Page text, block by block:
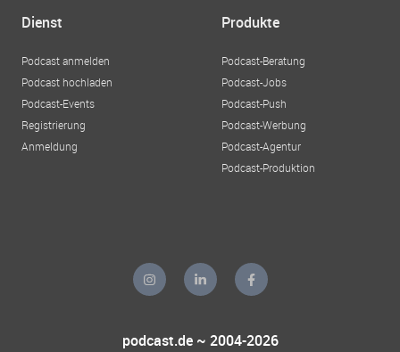
Dienst
Podcast anmelden
Podcast hochladen
Podcast-Events
Registrierung
Anmeldung
Produkte
Podcast-Beratung
Podcast-Jobs
Podcast-Push
Podcast-Werbung
Podcast-Agentur
Podcast-Produktion
podcast.de ~ 2004-2026